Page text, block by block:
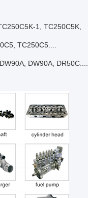
1, TC250C5K,
TC250C5....
DW90A, DR50C....